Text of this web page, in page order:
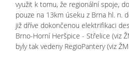
využit k tomu, že regionální spoje,
pouze na 13km úseku z Brna hl. n.
již dříve dokončenou elektrifikaci
Brno-Horní Heršpice - Střelice (viz
byly tak vedeny RegioPantery (viz